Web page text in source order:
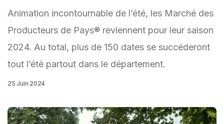
Animation incontournable de l’été, les Marché des
Producteurs de Pays® reviennent pour leur saison
2024. Au total, plus de 150 dates se succéderont
tout l’été partout dans le département.
25 Juin 2024